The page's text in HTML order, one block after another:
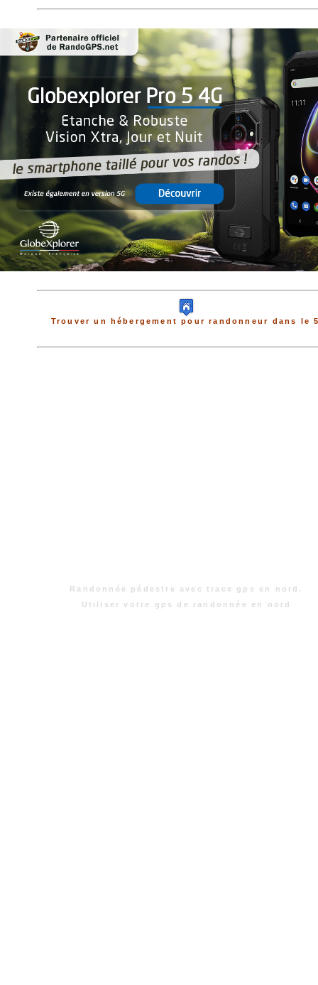
Trouver un hébergement pour randonneur dans le
Randonnée pédestre avec trace gps en nord.
Utiliser votre gps de randonnée en nord